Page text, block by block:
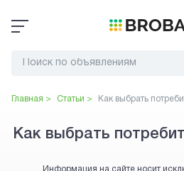
Главная > Статьи > Как выбрать
Как выбрать
Информация на сайте носит